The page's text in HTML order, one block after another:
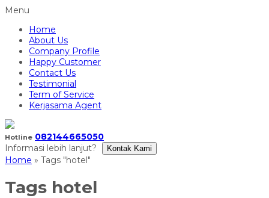
Menu
Home
About Us
Company Profile
Happy Customer
Contact Us
Testimonial
Term of Service
Kerjasama Agent
Hotline 082144665050
Informasi lebih lanjut?
Kontak Kami
Home » Tags "hotel"
Tags hotel